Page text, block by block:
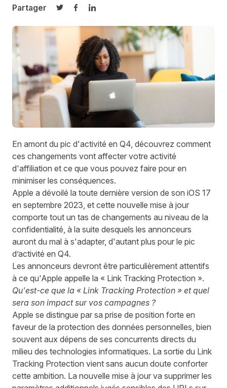
Partager
Partager sur Twitter
Partager sur Facebook
Partager sur LinkedIn
En amont du pic d'activité en Q4, découvrez comment
ces changements vont affecter votre activité
d'affiliation et ce que vous pouvez faire pour en
minimiser les conséquences.
Apple a dévoilé la toute dernière version de son iOS 17
en septembre 2023, et cette nouvelle mise à jour
comporte tout un tas de changements au niveau de la
confidentialité, à la suite desquels les annonceurs
auront du mal à s'adapter, d'autant plus pour le pic
d’activité en Q4.
Les annonceurs devront être particulièrement attentifs
à ce qu'Apple appelle la « Link Tracking Protection ».
Qu'est-ce que la « Link Tracking Protection » et quel
sera son impact sur vos campagnes ?
Apple se distingue par sa prise de position forte en
faveur de la protection des données personnelles, bien
souvent aux dépens de ses concurrents directs du
milieu des technologies informatiques. La sortie du Link
Tracking Protection vient sans aucun doute conforter
cette ambition. La nouvelle mise à jour va supprimer les